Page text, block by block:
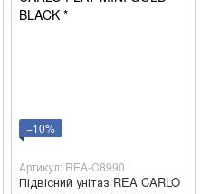
−10%
Артикул: REA-C8990
Підвісний унітаз REA CARLO